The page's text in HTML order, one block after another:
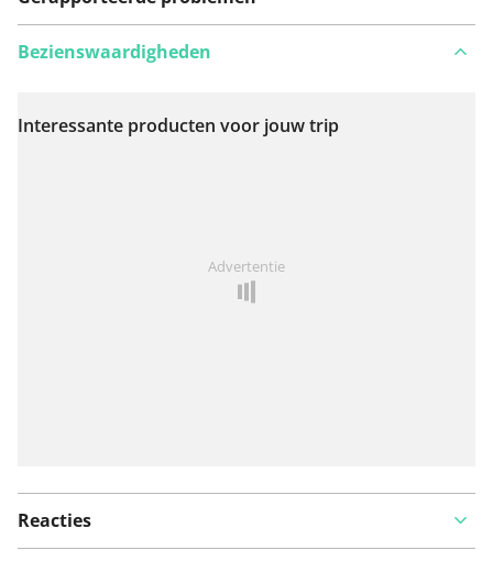
Bekijk op kaart
Bezienswaardigheden
Interessante producten voor jouw trip
Advertentie
Reacties